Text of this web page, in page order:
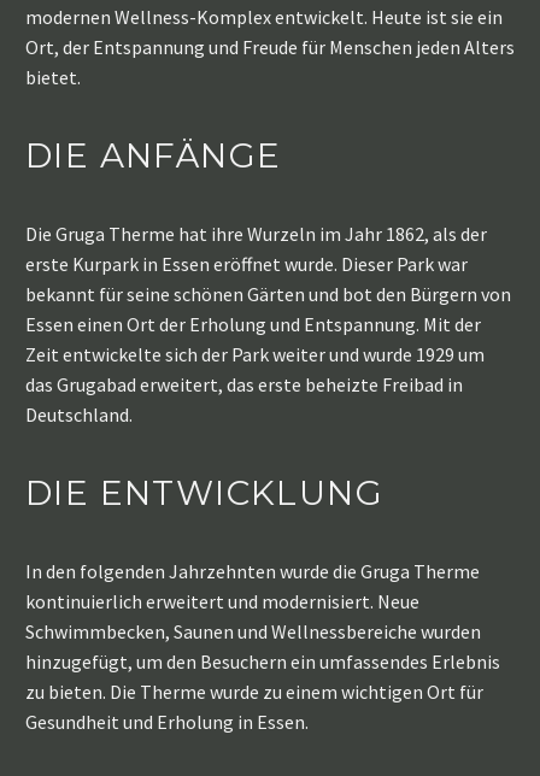
modernen Wellness-Komplex entwickelt. Heute ist sie ein
Ort, der Entspannung und Freude für Menschen jeden Alters
bietet.
DIE ANFÄNGE
Die Gruga Therme hat ihre Wurzeln im Jahr 1862, als der
erste Kurpark in Essen eröffnet wurde. Dieser Park war
bekannt für seine schönen Gärten und bot den Bürgern von
Essen einen Ort der Erholung und Entspannung. Mit der
Zeit entwickelte sich der Park weiter und wurde 1929 um
das Grugabad erweitert, das erste beheizte Freibad in
Deutschland.
DIE ENTWICKLUNG
In den folgenden Jahrzehnten wurde die Gruga Therme
kontinuierlich erweitert und modernisiert. Neue
Schwimmbecken, Saunen und Wellnessbereiche wurden
hinzugefügt, um den Besuchern ein umfassendes Erlebnis
zu bieten. Die Therme wurde zu einem wichtigen Ort für
Gesundheit und Erholung in Essen.